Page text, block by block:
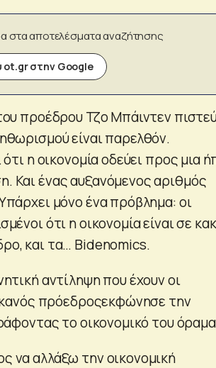
στα αποτελέσματα αναζήτησης
ot.gr στην Google
προέδρου Τζο Μπάιντεν
είναι παρελθόν.
η οικονομία οδεύει προς μια
Και ένας αυξανόμενος αριθμός
μόνο ένα πρόβλημα: οι
ότι η οικονομία είναι σε
και τα… Bidenomics.
αντίληψη που έχουν οι
πρόεδροςεκφώνησε την
το οικονομικό του
να αλλάξω την οικονομική